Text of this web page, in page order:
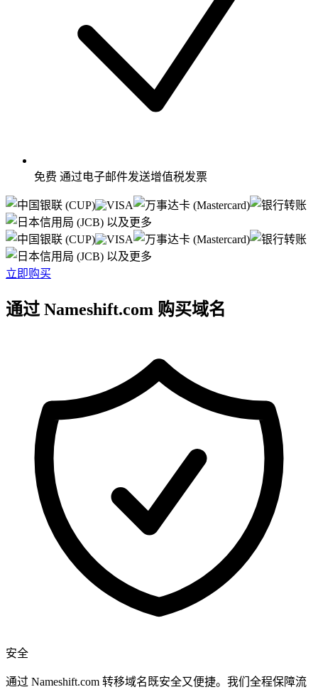
免费 通过电子邮件发送增值税发票
以及更多
以及更多
立即购买
通过 Nameshift.com 购买域名
安全
通过 Nameshift.com 转移域名既安全又便捷。我们全程保障流